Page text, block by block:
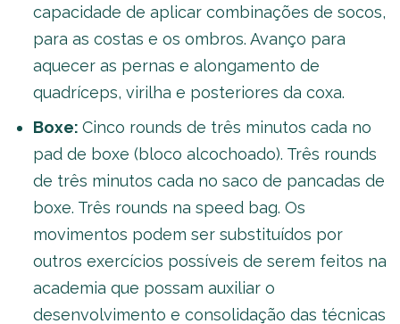
capacidade de aplicar combinações de socos,
para as costas e os ombros. Avanço para
aquecer as pernas e alongamento de
quadríceps, virilha e posteriores da coxa.
Boxe: Cinco rounds de três minutos cada no
pad de boxe (bloco alcochoado). Três rounds
de três minutos cada no saco de pancadas de
boxe. Três rounds na speed bag. Os
movimentos podem ser substituídos por
outros exercícios possíveis de serem feitos na
academia que possam auxiliar o
desenvolvimento e consolidação das técnicas